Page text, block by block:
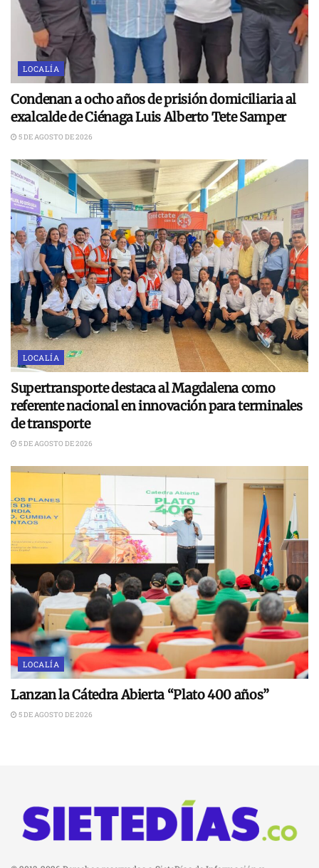
LOCALÍA
Condenan a ocho años de prisión domiciliaria al
exalcalde de Ciénaga Luis Alberto Tete Samper
5 DE AGOSTO DE 2026
LOCALÍA
Supertransporte destaca al Magdalena como
referente nacional en innovación para terminales
de transporte
5 DE AGOSTO DE 2026
LOCALÍA
Lanzan la Cátedra Abierta “Plato 400 años”
5 DE AGOSTO DE 2026